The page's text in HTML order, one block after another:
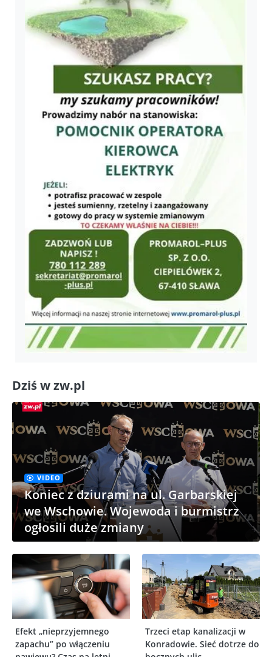
Dziś w zw.pl
VIDEO
Koniec z dziurami na ul. Garbarskiej
we Wschowie. Wojewoda i burmistrz
ogłosili duże zmiany
Efekt „nieprzyjemnego
zapachu” po włączeniu
Trzeci etap kanalizacji w
Konradowie. Sieć dotrze do